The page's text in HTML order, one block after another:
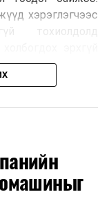
хэрэглэгчээс
тохиолдолд
үедээ цуцлах
тус улсын
долоо хоног бүр
дуудлага
үүнээс ч олон
эрхийг
онд хамтран
утас руу ирдэг